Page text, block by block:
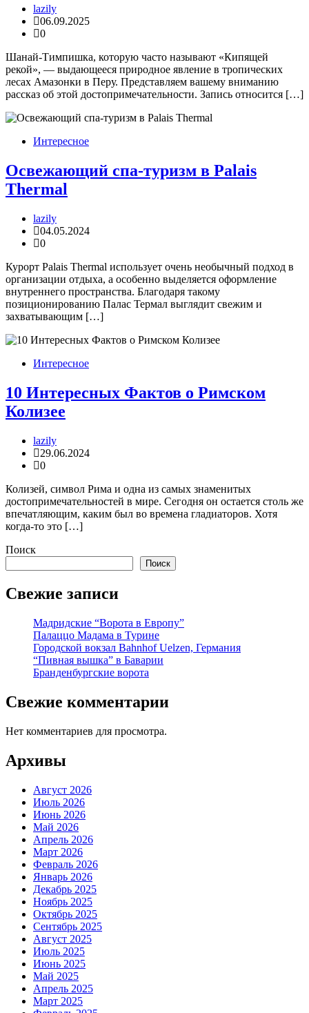
lazily
06.09.2025
0
Шанай-Тимпишка, которую часто называют «Кипящей
рекой», — выдающееся природное явление в тропических
лесах Амазонки в Перу. Представляем вашему вниманию
рассказ об этой достопримечательности. Запись относится […]
Интересное
Освежающий спа-туризм в Palais
Thermal
lazily
04.05.2024
0
Курорт Palais Thermal использует очень необычный подход в
организации отдыха, а особенно выделяется оформление
внутреннего пространства. Благодаря такому
позиционированию Палас Термал выглядит свежим и
захватывающим […]
Интересное
10 Интересных Фактов о Римском
Колизее
lazily
29.06.2024
0
Колизей, символ Рима и одна из самых знаменитых
достопримечательностей в мире. Сегодня он остается столь же
впечатляющим, каким был во времена гладиаторов. Хотя
когда-то это […]
Поиск
Поиск
Свежие записи
Мадридские “Ворота в Европу”
Палаццо Мадама в Турине
Городской вокзал Bahnhof Uelzen, Германия
“Пивная вышка” в Баварии
Бранденбургские ворота
Свежие комментарии
Нет комментариев для просмотра.
Архивы
Август 2026
Июль 2026
Июнь 2026
Май 2026
Апрель 2026
Март 2026
Февраль 2026
Январь 2026
Декабрь 2025
Ноябрь 2025
Октябрь 2025
Сентябрь 2025
Август 2025
Июль 2025
Июнь 2025
Май 2025
Апрель 2025
Март 2025